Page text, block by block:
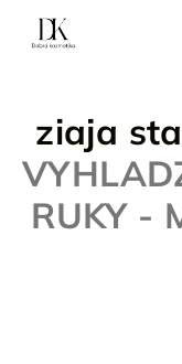
obsah
ziaja
RUKY -